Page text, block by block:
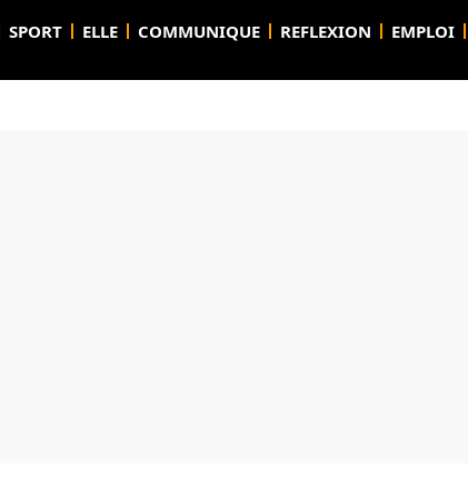
SPORT ELLE COMMUNIQUE REFLEXION EMPLOI